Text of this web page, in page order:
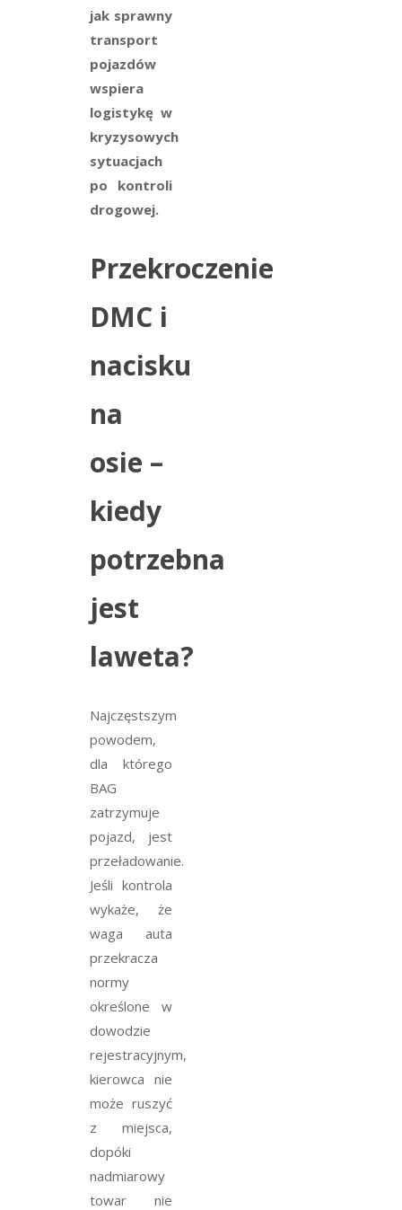
jak sprawny
transport
pojazdów
wspiera
logistykę w
kryzysowych
sytuacjach
po kontroli
drogowej.
Przekroczenie
DMC i
nacisku
na
osie –
kiedy
potrzebna
jest
laweta?
Najczęstszym
powodem,
dla którego
BAG
zatrzymuje
pojazd, jest
przeładowanie.
Jeśli kontrola
wykaże, że
waga auta
przekracza
normy
określone w
dowodzie
rejestracyjnym,
kierowca nie
może ruszyć
z miejsca,
dopóki
nadmiarowy
towar nie